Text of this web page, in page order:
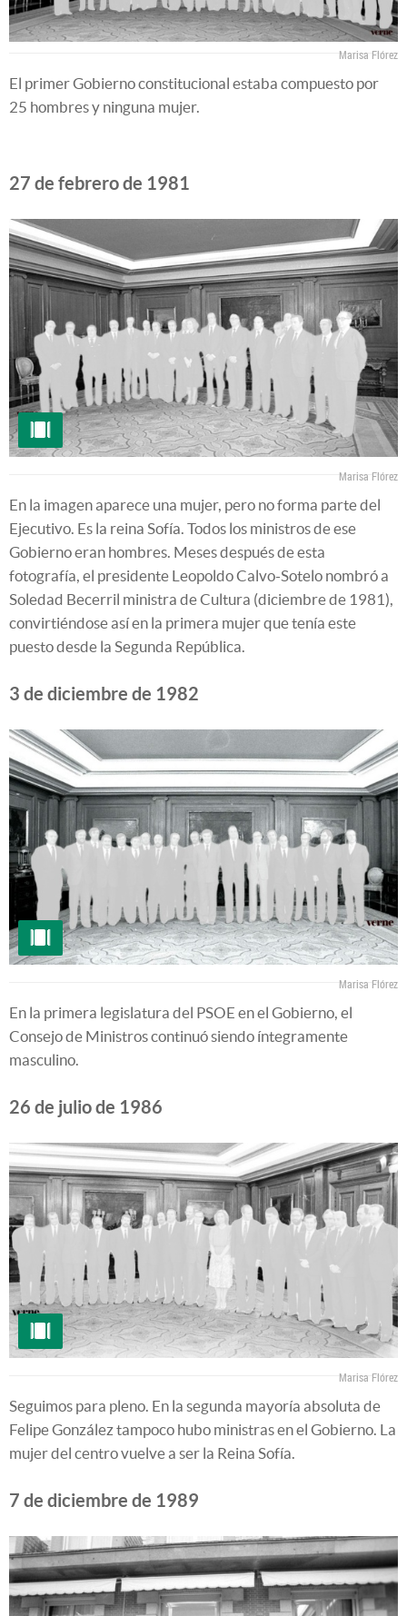
Marisa Flórez
El primer Gobierno constitucional estaba compuesto por
25 hombres y ninguna mujer.
27 de febrero de 1981
Marisa Flórez
En la imagen aparece una mujer, pero no forma parte del
Ejecutivo. Es la reina Sofía. Todos los ministros de ese
Gobierno eran hombres. Meses después de esta
fotografía, el presidente Leopoldo Calvo-Sotelo nombró a
Soledad Becerril ministra de Cultura (diciembre de 1981),
convirtiéndose así en la primera mujer que tenía este
puesto desde la Segunda República.
3 de diciembre de 1982
Marisa Flórez
En la primera legislatura del PSOE en el Gobierno, el
Consejo de Ministros continuó siendo íntegramente
masculino.
26 de julio de 1986
Marisa Flórez
Seguimos para pleno. En la segunda mayoría absoluta de
Felipe González tampoco hubo ministras en el Gobierno. La
mujer del centro vuelve a ser la Reina Sofía.
7 de diciembre de 1989